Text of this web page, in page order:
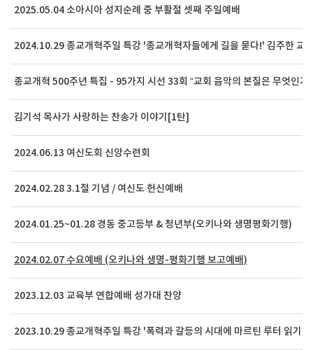
2025.05.04 소아시아 성지순례 중 부활절 셋째 주일예배
2024.10.29 종교개혁주일 특강 '종교개혁자들에게 길을 묻다!' 김주한 교
종교개혁 500주년 특집 - 95가지 시선 33회 “교회 음악의 본질은 무엇인가
김기석 목사가 사랑하는 찬송가 이야기[1탄]
2024.06.13 여신도회 신앙수련회
2024.02.28 3.1절 기념 / 여신도 헌신예배
2024.01.25~01.28 경동 중고등부 & 청년부(오키나와 생명평화기행)
2024.02.07 수요예배 (오키나와 생명-평화기행 보고예배)
2023.12.03 교육부 연합예배 성가대 찬양
2023.10.29 종교개혁주일 특강 '폭력과 갈등의 시대에 마르틴 루터 읽기'